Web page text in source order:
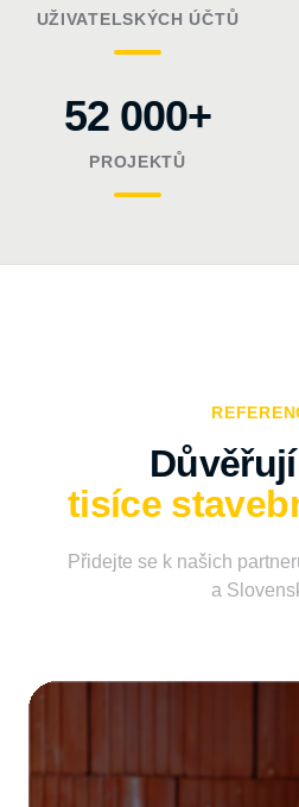
UŽIVATELSKÝCH ÚČTŮ
52 000+
PROJEKTŮ
tisíce
Přidejte se k našich
a